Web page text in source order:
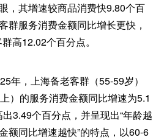
，其增速较商品消费快9.80个百
群服务消费金额同比增长更快，
高12.02个百分点。
年，上海备老客群（55-59岁）
）的服务消费金额同比增速为5.1
3.49个百分点，并呈现出“年龄越
额同比增速越快”的特点，以60-6